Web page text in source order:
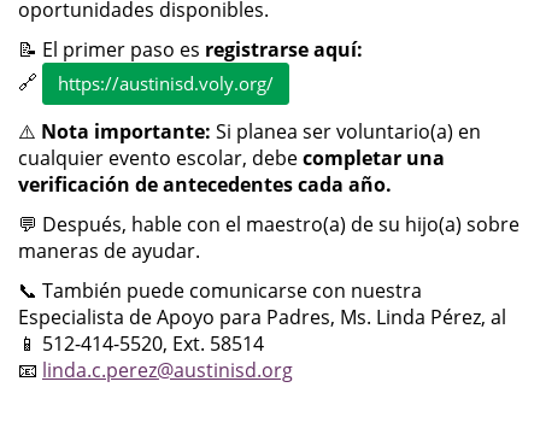
oportunidades disponibles.
📝 El primer paso es registrarse aquí:
🔗
https://austinisd.voly.org/
⚠️ Nota importante: Si planea ser voluntario(a) en
cualquier evento escolar, debecompletar una
verificación de antecedentes cada año.
💬 Después, hable con el maestro(a) de su hijo(a) sobre
maneras de ayudar.
📞 También puede comunicarse con nuestra
Especialista de Apoyo para Padres, Ms. Linda Pérez, al
📱 512-414-5520, Ext. 58514
📧 linda.c.perez@austinisd.org